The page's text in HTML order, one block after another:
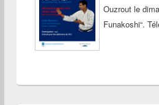
Ouzrout le
Funakoshi“.